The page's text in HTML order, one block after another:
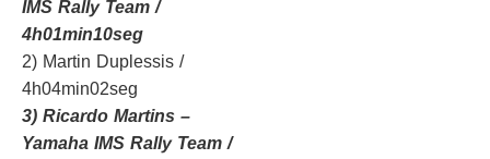
IMS Rally Team /
4h01min10seg
2) Martin Duplessis /
4h04min02seg
3) Ricardo Martins –
Yamaha IMS Rally Team /